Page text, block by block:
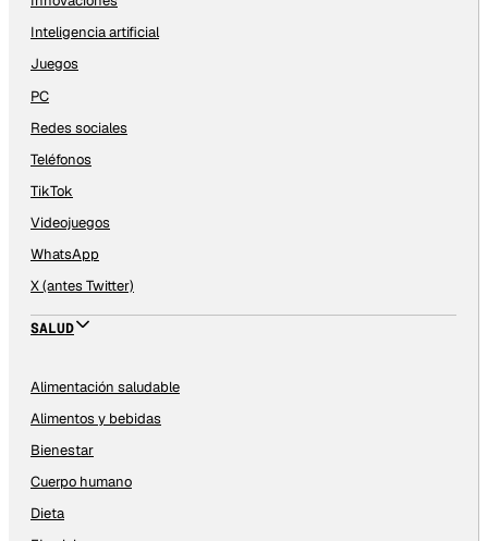
Inteligencia artificial
Juegos
PC
Redes sociales
Teléfonos
TikTok
Videojuegos
WhatsApp
X (antes Twitter)
SALUD
Alimentación saludable
Alimentos y bebidas
Bienestar
Cuerpo humano
Dieta